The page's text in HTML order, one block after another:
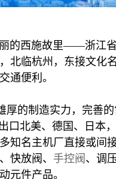
西施故里——浙江省
北临杭州，东接文化
通便利。
的制造实力，完善的
口北美、德国、日本
知名主机厂直接或间
、快放阀、 手控阀 、调
元件产品。